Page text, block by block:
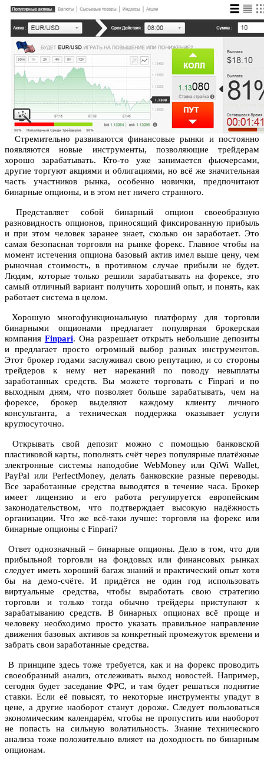
Стремительно развиваются финансовые рынки и постоянно
появляются новые инструменты, позволяющие трейдерам
хорошо зарабатывать. Кто-то уже занимается фьючерсами,
другие торгуют акциями и облигациями, но всё же значительная
часть участников рынка, особенно новички, предпочитают
бинарные опционы, и в этом нет ничего странного.
Представляет собой бинарный опцион своеобразную
разновидность опционов, приносящий фиксированную прибыль
и при этом человек заранее знает, сколько он заработает. Это
самая безопасная торговля на рынке форекс. Главное чтобы на
момент истечения опциона базовый актив имел выше цену, чем
рыночная стоимость, в противном случае прибыли не будет.
Людям, которые только решили зарабатывать на форексе, это
самый отличный вариант получить хороший опыт, и понять, как
работает система в целом.
Хорошую многофункциональную платформу для торговли
бинарными опционами предлагает популярная брокерская
компания Finpari. Она разрешает открыть небольшие депозиты
и предлагает просто огромный выбор разных инструментов.
Этот брокер годами заслуживал свою репутацию, и со стороны
трейдеров к нему нет нареканий по поводу невыплаты
заработанных средств. Вы можете торговать с Finpari и по
выходным дням, что позволяет больше зарабатывать, чем на
форексе, брокер выделяют каждому клиенту личного
консультанта, а техническая поддержка оказывает услуги
круглосуточно.
Открывать свой депозит можно с помощью банковской
пластиковой карты, пополнять счёт через популярные платёжные
электронные системы наподобие WebMoney или QiWi Wallet,
PayPal или PerfectMoney, делать банковские разные переводы.
Все заработанные средства выводятся в течение часа. Брокер
имеет лицензию и его работа регулируется европейским
законодательством, что подтверждает высокую надёжность
организации. Что же всё-таки лучше: торговля на форекс или
бинарные опционы с Finpari?
Ответ однозначный – бинарные опционы. Дело в том, что для
прибыльной торговли на фондовых или финансовых рынках
следует иметь хороший багаж знаний и практический опыт хотя
бы на демо-счёте. И придётся не один год использовать
виртуальные средства, чтобы выработать свою стратегию
торговли и только тогда обычно трейдеры приступают к
зарабатыванию средств. В бинарных опционах всё проще и
человеку необходимо просто указать правильное направление
движения базовых активов за конкретный промежуток времени и
забрать свои заработанные средства.
В принципе здесь тоже требуется, как и на форекс проводить
своеобразный анализ, отслеживать выход новостей. Например,
сегодня будет заседание ФРС, и там будет решаться поднятие
ставки. Если её повысят, то некоторые инструменты упадут в
цене, а другие наоборот станут дороже. Следует пользоваться
экономическим календарём, чтобы не пропустить или наоборот
не попасть на сильную волатильность. Знание технического
анализа тоже положительно влияет на доходность по бинарным
опционам.